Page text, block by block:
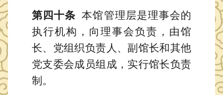
第四十条 本馆管理层是理事会的
执行机构，向理事会负责，由馆
长、党组织负责人、副馆长和其他
党支委会成员组成，实行馆长负责
制。